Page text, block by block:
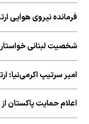
فرمانده نیروی هوایی
شخصیت لبنانی
امیر سرتیپ اكرمی‌نیا:
اعلام حمایت پاکستان